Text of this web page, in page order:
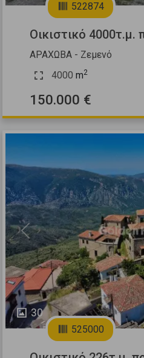
522874
Οικιστικό
ΑΡΑΧΩΒΑ - Ζεμενό
4000 m2
150.000 €
30
Previous
525000